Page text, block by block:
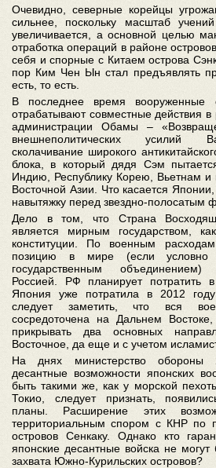
Очевидно, северные корейцы
сильнее, поскольку масштаб
увеличивается, а основной целью
отработка операций в районе
себя и спорные с Китаем острова
пор Ким Чен Ын стал предъявлять
есть, то есть.
В последнее время
отрабатывают совместные действия в
администрации Обамы –
внешнеполитических усилий
сколачивание широкого
блока, в который дядя Сэм
Индию, Республику Корею, Вьетнам и
Восточной Азии. Что касается
навытяжку перед звездно-полосатым
Дело в том, что Страна
является мирным государством,
конституции. По военным
позицию в мире (если
государственным
Россией. РФ планирует потратить
Япония уже потратила в 2012
следует заметить, что вся
сосредоточена на Дальнем
прикрывать два основных
Восточное, да еще и с учетом
На днях министерство обороны
десантные возможности японских
быть такими же, как у морской
Токио, следует признать,
планы. Расширение этих
территориальным спором с КНР по
островов Сенкаку. Однако кто
японские десантные войска не
захвата Южно-Курильских островов?